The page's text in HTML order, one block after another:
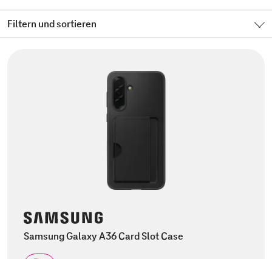
Filtern und sortieren
Samsung Galaxy A36 Card Slot Case